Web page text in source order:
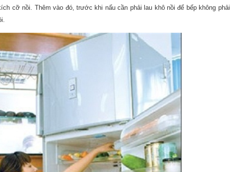
cỡ nồi. Thêm vào đó, trước khi nấu cần phải lau khô nồi để bếp không phải